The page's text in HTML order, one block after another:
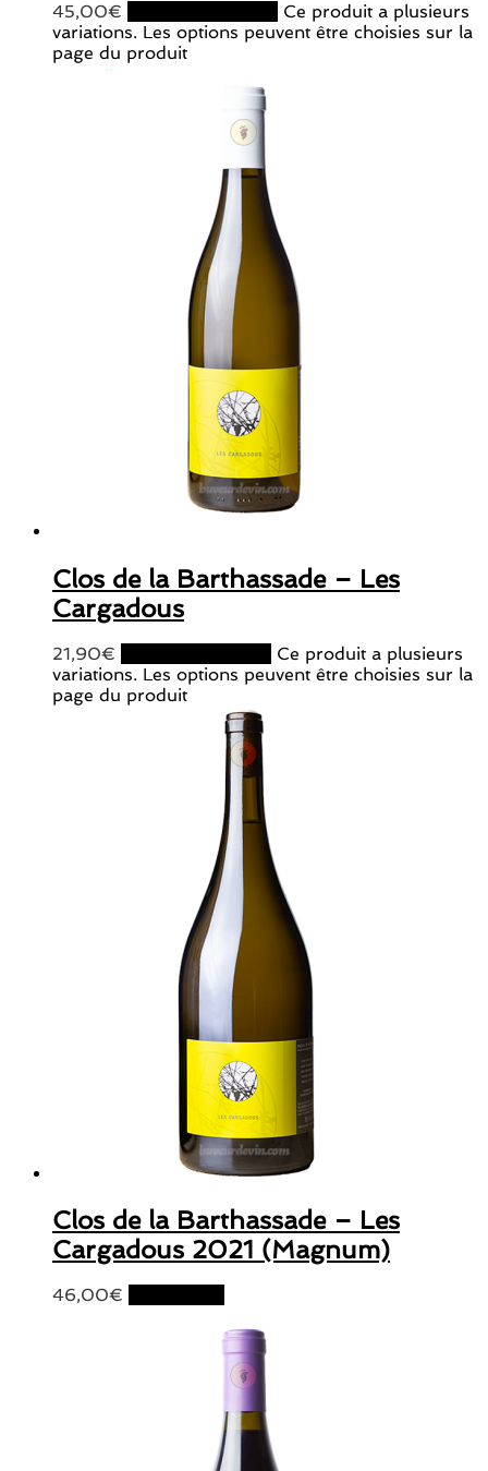
45,00€
Ce produit a plusieurs
variations. Les options peuvent être choisies sur la
page du produit
Clos de la Barthassade – Les
Cargadous
21,90€
Ce produit a plusieurs
variations. Les options peuvent être choisies sur la
page du produit
Clos de la Barthassade – Les
Cargadous 2021 (Magnum)
46,00€